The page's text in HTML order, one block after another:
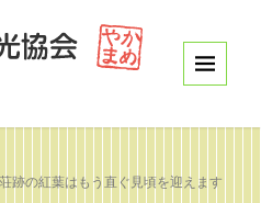
跡の紅葉はもう直ぐ見頃を迎えます